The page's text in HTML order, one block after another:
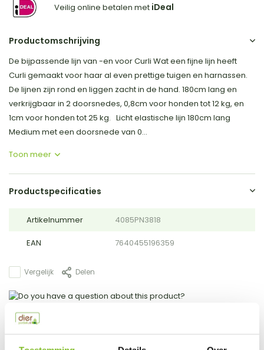
Veilig online betalen met iDeal
Productomschrijving
De bijpassende lijn van -en voor Curli Wat een fijne lijn heeft
Curli gemaakt voor haar al even prettige tuigen en harnassen.
De lijnen zijn rond en liggen zacht in de hand. 180cm lang en
verkrijgbaar in 2 doorsnedes, 0,8cm voor honden tot 12 kg, en
1cm voor honden tot 25 kg. Licht elastische lijn 180cm lang
Medium met een doorsnede van 0...
Toon meer
Productspecificaties
Artikelnummer 4085PN3818
EAN 7640455196359
Vergelijk Delen
Our employee is happy to help you find the right product